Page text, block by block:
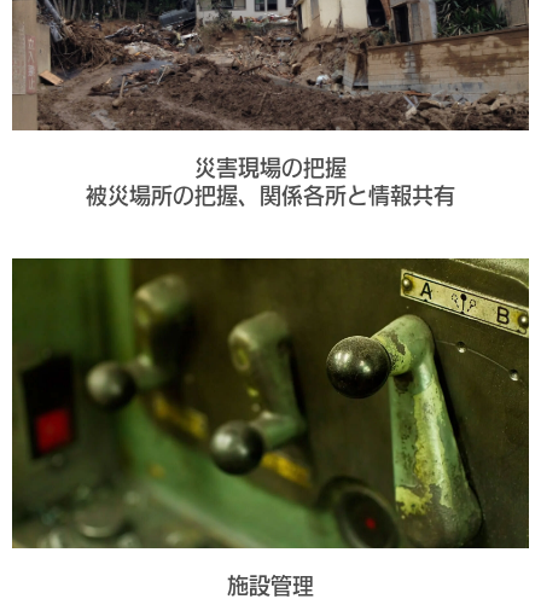
災害現場の把握
被災場所の把握、関係各所と情報共有
施設管理